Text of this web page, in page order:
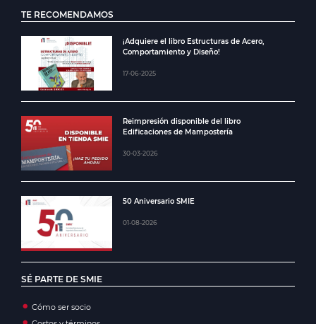
TE RECOMENDAMOS
¡Adquiere el libro Estructuras de Acero,
Comportamiento y Diseño!
17-06-2025
Reimpresión disponible del libro
Edificaciones de Mampostería
30-03-2026
50 Aniversario SMIE
01-08-2026
SÉ PARTE DE SMIE
Cómo ser socio